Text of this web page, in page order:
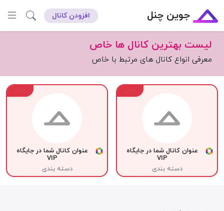
جوین چنل افزودن کانال
لیست بهترین کانال ها خاص
معرفی انواع کانال های مرتبط با خاص
عنوان کانال شما در جایگاه
VIP
دسته بندی
عنوان کانال شما در جایگاه
VIP
دسته بندی